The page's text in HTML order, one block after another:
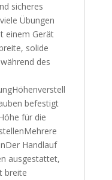
sicheres
Übungen
einem Gerät
solide
des
befestigt
für die
Handlauf
ausgestattet,
breite